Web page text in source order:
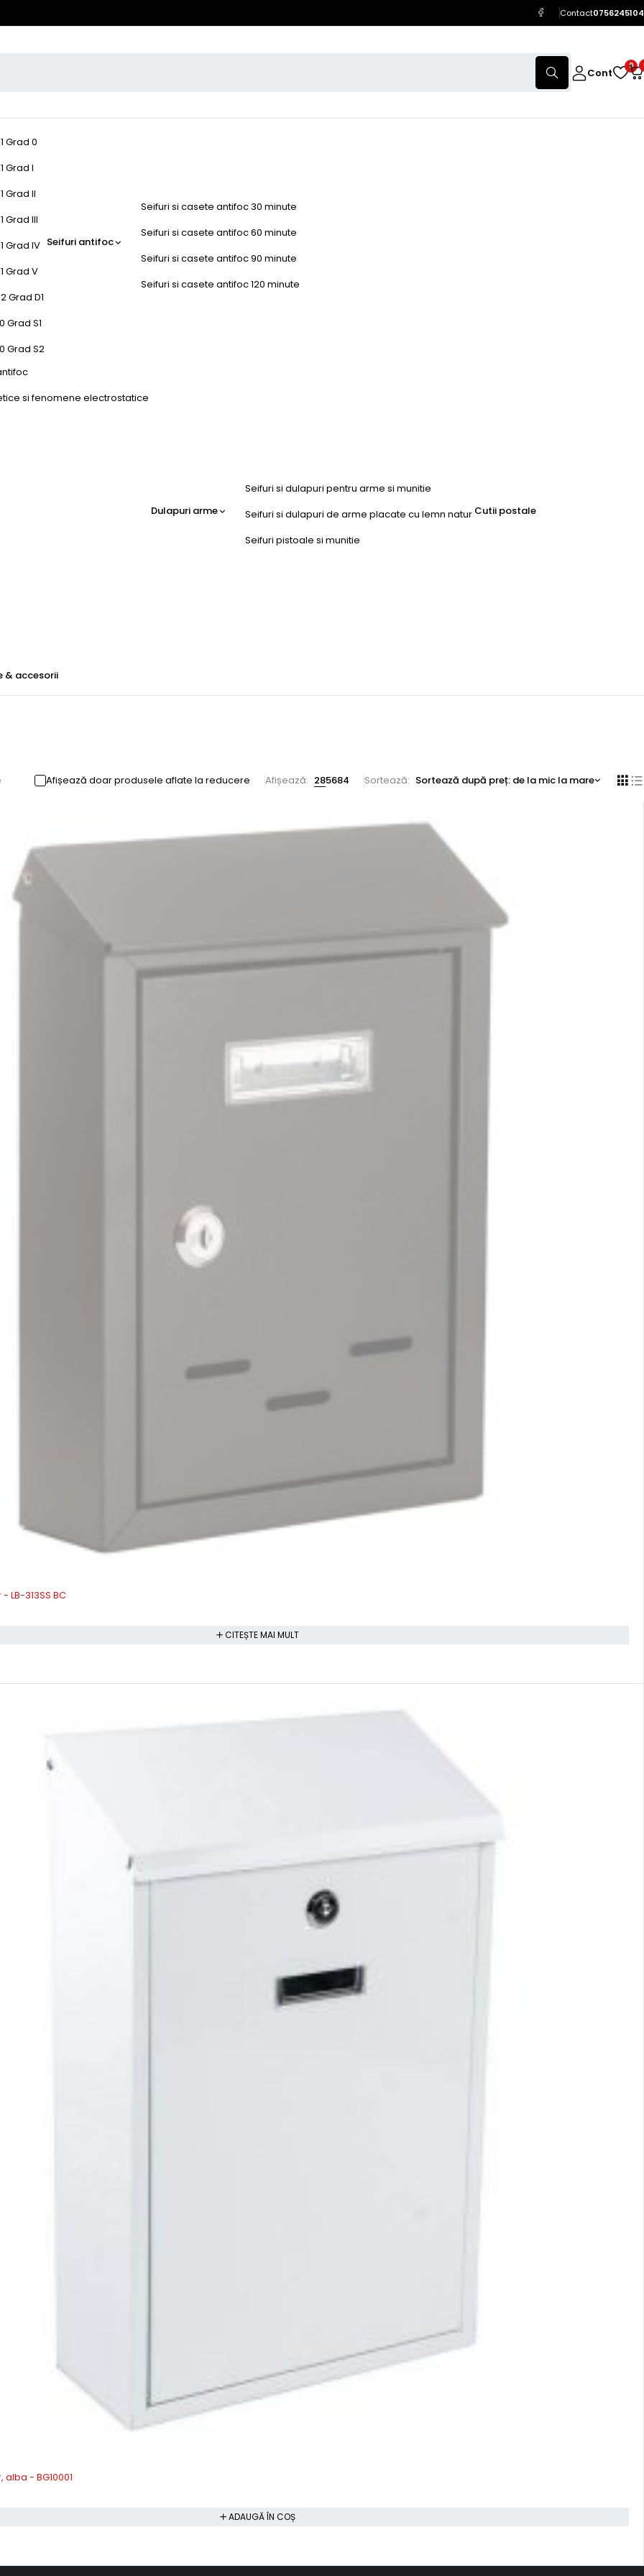
Contact0756245104
Cont
0
Grad 0
Grad I
Grad II
Grad III
Grad IV
Grad V
Grad D1
Grad S1
Grad S2
Seifuri antifoc
Seifuri si casete antifoc 30 minute
Seifuri si casete antifoc 60 minute
Seifuri si casete antifoc 90 minute
Seifuri si casete antifoc 120 minute
si fenomene electrostatice
Dulapuri arme
Seifuri si dulapuri pentru arme si munitie
Seifuri si dulapuri de arme placate cu lemn natur
Seifuri pistoale si munitie
Cutii postale
& accesorii
Afișează doar produsele aflate la reducere Afișează: 285684 Sortează Sortează după preț: de la mic la mare
313SS BC
CITEȘTE MAI MULT
- BG10001
ADAUGĂ ÎN COȘ